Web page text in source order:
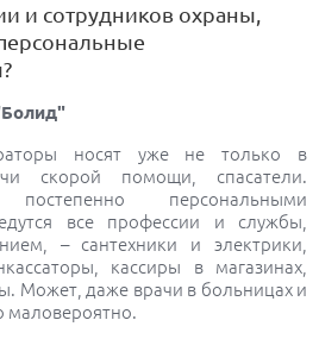
и сотрудников охраны,
носят уже не только в
скорой помощи, спасатели.
персональными
все профессии и службы,
– сантехники и электрики,
кассиры в магазинах,
Может, даже врачи в больницах и
маловероятно.